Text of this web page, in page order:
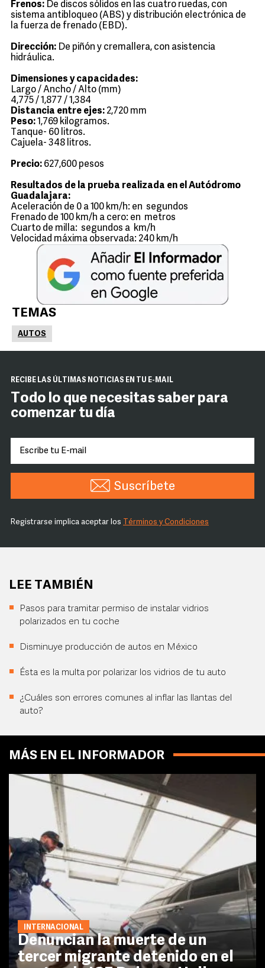
Frenos: De discos sólidos en las cuatro ruedas, con
sistema antibloqueo (ABS) y distribución electrónica de
la fuerza de frenado (EBD).
Dirección: De piñón y cremallera, con asistencia
hidráulica.
Dimensiones y capacidades:
Largo / Ancho / Alto (mm)
4,775 / 1,877 / 1,384
Distancia entre ejes: 2,720 mm
Peso:1,769 kilogramos.
Tanque- 60 litros.
Cajuela- 348 litros.
Precio: 627,600 pesos
Resultados de la prueba realizada en el Autódromo
Guadalajara:
Aceleración de 0 a 100 km/h: en segundos
Frenado de 100 km/h a cero: en metros
Cuarto de milla: segundos a km/h
Velocidad máxima observada: 240 km/h
TEMAS
AUTOS
RECIBE LAS ÚLTIMAS NOTICIAS EN TU E-MAIL
Todo lo que necesitas saber para
comenzar tu día
Suscríbete
Registrarse implica aceptar los Términos y Condiciones
LEE TAMBIÉN
Pasos para tramitar permiso de instalar vidrios
polarizados en tu coche
Disminuye producción de autos en México
Ésta es la multa por polarizar los vidrios de tu auto
¿Cuáles son errores comunes al inflar las llantas del
auto?
MÁS EN EL INFORMADOR
INTERNACIONAL
Denuncian la muerte de un
tercer migrante detenido en el